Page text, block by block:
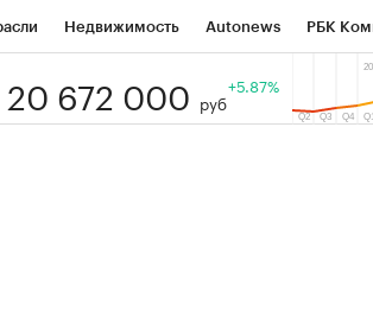
Недвижимость Autonews РБК
Тренды
20 672 000 руб
+5.87%